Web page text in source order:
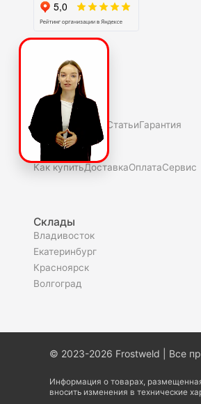
О компаниии
О нас
Полезное
Скидки и акции СтатьиГарантия
Покупателю
Как купитьДоставкаОплатаСервис
Склады
Владивосток
Екатеринбург
Красноярск
Волгоград
© 2023-2026 Frostweld | Все
Информация о товарах,
вносить изменения в технические